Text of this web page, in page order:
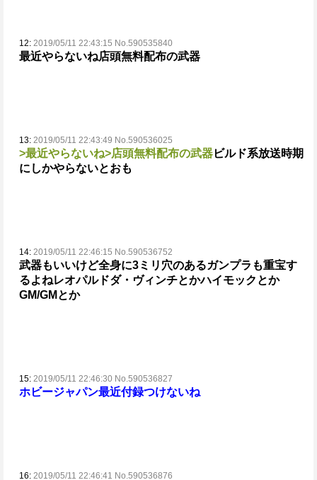
12: 2019/05/11 22:43:15 No.590535840
最近やらないね店頭無料配布の武器
13: 2019/05/11 22:43:49 No.590536025
>最近やらないね>店頭無料配布の武器ビルド系放送時期
にしかやらないとおも
14: 2019/05/11 22:46:15 No.590536752
武器もいいけど全身に3ミリ穴のあるガンプラも重宝す
るよねレオパルドダ・ヴィンチとかハイモックとか
GM/GMとか
15: 2019/05/11 22:46:30 No.590536827
ホビージャパン最近付録つけないね
16: 2019/05/11 22:46:41 No.590536876